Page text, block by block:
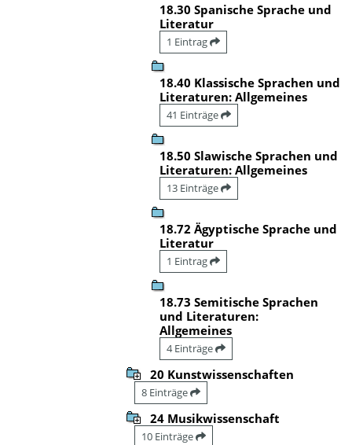
18.30 Spanische Sprache und
Literatur
1 Eintrag
18.40 Klassische Sprachen und
Literaturen: Allgemeines
41 Einträge
18.50 Slawische Sprachen und
Literaturen: Allgemeines
13 Einträge
18.72 Ägyptische Sprache und
Literatur
1 Eintrag
18.73 Semitische Sprachen
und Literaturen:
Allgemeines
4 Einträge
20 Kunstwissenschaften
8 Einträge
24 Musikwissenschaft
10 Einträge